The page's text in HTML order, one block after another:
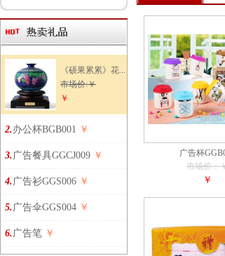
《硕果累累》花...
市场价:￥
￥
2.办公杯BGB001 ￥
3.广告餐具GGCJ009 ￥
4.广告衫GGS006 ￥
5.广告伞GGS004 ￥
6.广告笔 ￥
广告杯
市场价：
￥